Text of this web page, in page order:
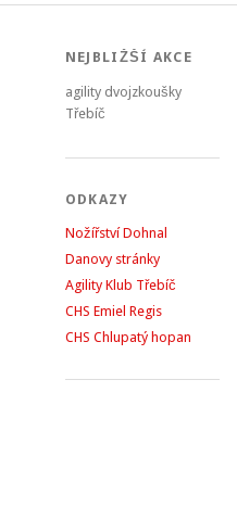
NEJBLIŽŠÍ AKCE
agility dvojzkoušky
Třebíč
ODKAZY
Nožířství Dohnal
Danovy stránky
Agility Klub Třebíč
CHS Emiel Regis
CHS Chlupatý hopan